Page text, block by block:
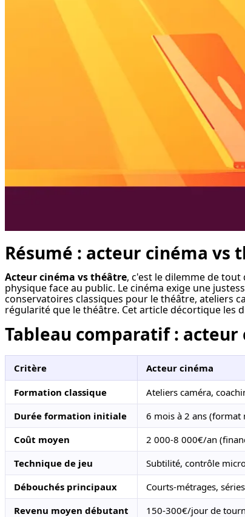
Résumé : acteur cinéma
Acteur cinéma vs théâtre, c'est le dilemme de
physique face au public. Le cinéma exige une
conservatoires classiques pour le théâtre, ateliers
régularité que le théâtre. Cet article décortique les
Tableau comparatif :
Critère Acteur cinéma
Formation classique
Ateliers caméra,
Durée formation initiale
6 mois à 2 ans (format
Coût moyen
2 000-8 000€/an
Technique de jeu
Subtilité, contrôle
Débouchés principaux
Courts-métrages,
Revenu moyen débutant
150-300€/jour de